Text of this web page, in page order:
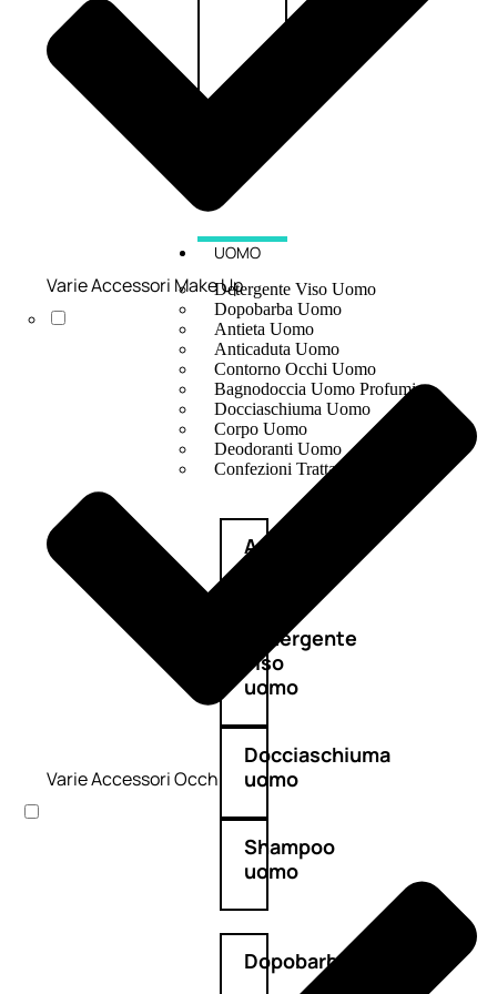
UOMO
Detergente Viso Uomo
Dopobarba Uomo
Antieta Uomo
Anticaduta Uomo
Contorno Occhi Uomo
Bagnodoccia Uomo Profumi
Docciaschiuma Uomo
Corpo Uomo
Deodoranti Uomo
Confezioni Trattamenti Uomo
Antietà
Detergente
viso
uomo
Docciaschiuma
uomo
Shampoo
uomo
Dopobarba
Varie Accessori Make Up
Varie Accessori Occhi